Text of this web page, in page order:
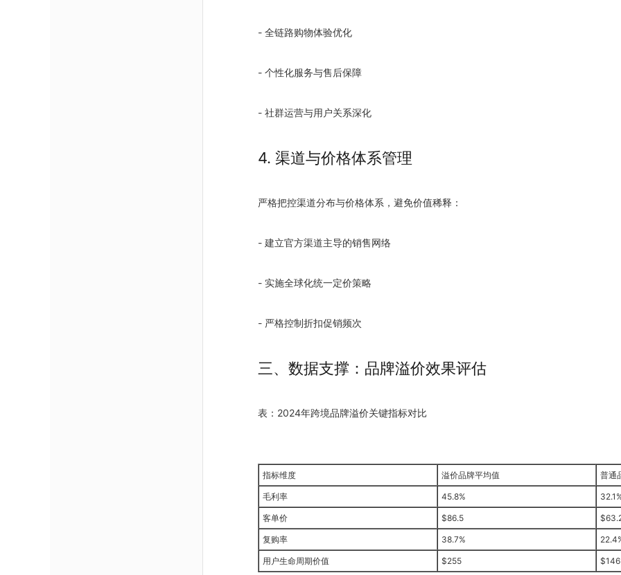
- 全链路购物体验优化
- 个性化服务与售后保障
- 社群运营与用户关系深化
4. 渠道与价格体系管理
严格把控渠道分布与价格体系，避免价值稀释：
- 建立官方渠道主导的销售网络
- 实施全球化统一定价策略
- 严格控制折扣促销频次
三、数据支撑：品牌溢价效果评估
表：2024年跨境品牌溢价关键指标对比
指标维度 溢价品牌平均值 普通
毛利率 45.8%
客单价 $86.5
复购率 38.7%
用户生命周期价值 $255 $146